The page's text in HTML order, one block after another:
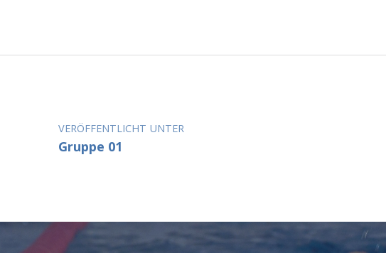
Beitragsnavigation
VERÖFFENTLICHT UNTER
Gruppe 01